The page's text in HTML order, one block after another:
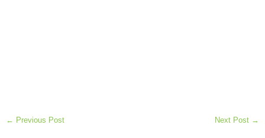
← Previous Post Next Post →